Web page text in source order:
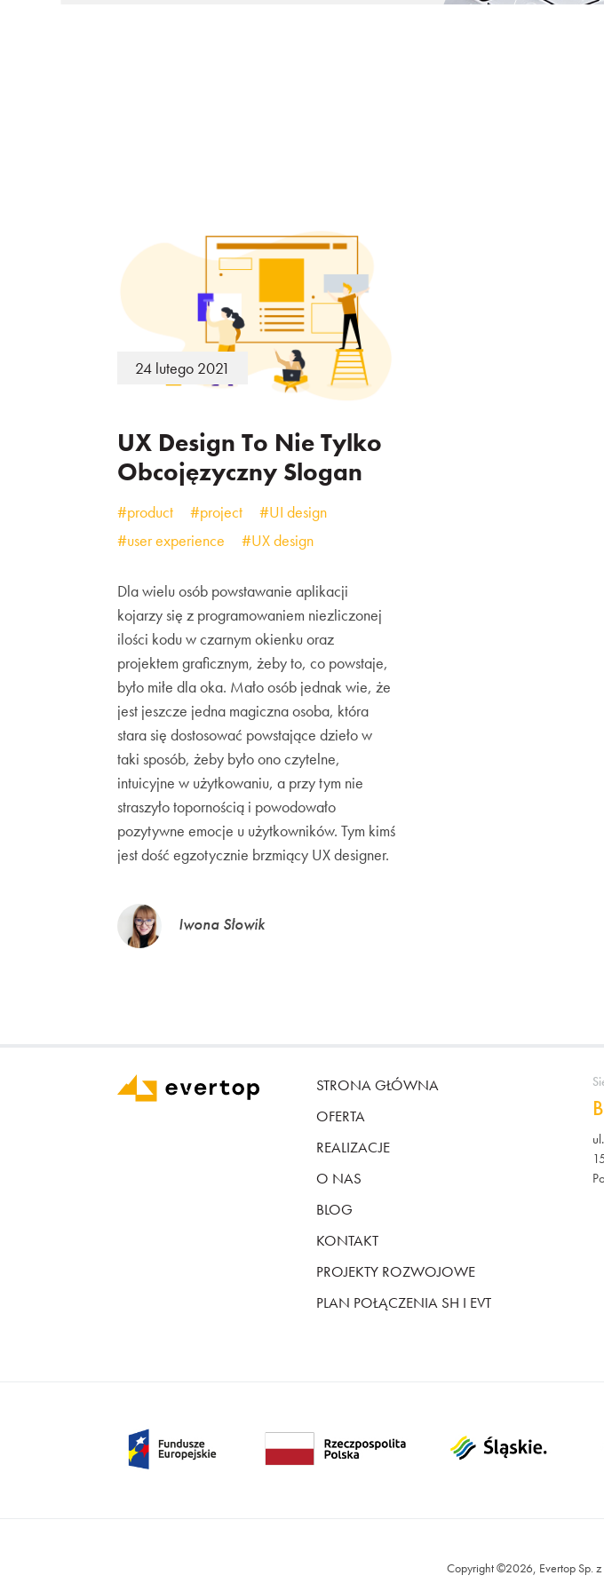
24 lutego 2021
UX Design To Nie Tylko
Obcojęzyczny Slogan
#product #project
#UI design
#user experience
#UX design
Dla wielu osób powstawanie aplikacji
kojarzy się z programowaniem niezliczonej
ilości kodu w czarnym okienku oraz
projektem graficznym, żeby to, co powstaje,
było miłe dla oka. Mało osób jednak wie, że
jest jeszcze jedna magiczna osoba, która
stara się dostosować powstające dzieło w
taki sposób, żeby było ono czytelne,
intuicyjne w użytkowaniu, a przy tym nie
straszyło topornością i powodowało
pozytywne emocje u użytkowników. Tym kimś
jest dość egzotycznie brzmiący UX designer.
Iwona Słowik
STRONA GŁÓWNA
OFERTA
REALIZACJE
O NAS
BLOG
KONTAKT
PROJEKTY ROZWOJOWE
PLAN POŁĄCZENIA SH I EVT
Copyright ©2026, Evertop Sp. z